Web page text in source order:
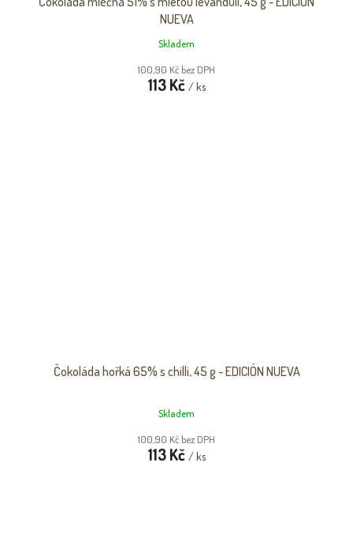
NUEVA
Skladem
100,90 Kč bez DPH
113 Kč / ks
Čokoláda hořká 65% s chilli, 45 g - EDICIÓN NUEVA
Skladem
100,90 Kč bez DPH
113 Kč / ks